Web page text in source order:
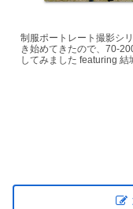
制服ポートレート撮影シ
き始めてきたので、70-
してみました featuring 結